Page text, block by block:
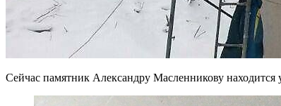
Сейчас памятник Александру Масленникову находится